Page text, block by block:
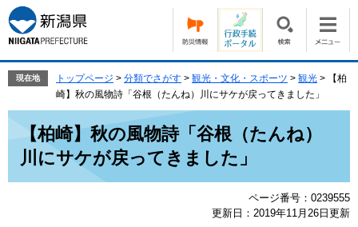
ー
ジ
の
で
ニ
ュ
ー
ば
現在地 トップページ > 分類でさがす > 観光・文化・スポーツ > 観光 >
【柏
崎】秋の風物詩「谷根（たんね）川にサケが戻ってきました」
【柏崎】秋の風物詩「谷根（たんね）
川にサケが戻ってきました」
ページ番号：0239555
更新日：2019年11月26日更新